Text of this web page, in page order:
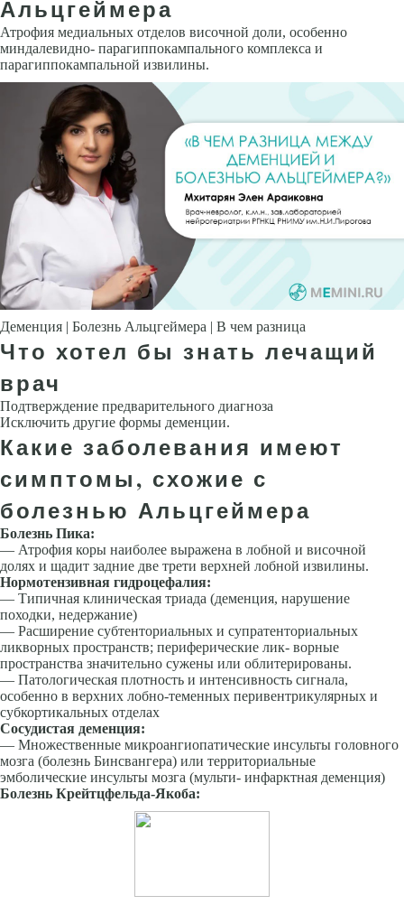
Альцгеймера
Атрофия медиальных отделов височной доли, особенно
миндалевидно- парагиппокампального комплекса и
парагиппокампальной извилины.
Деменция | Болезнь Альцгеймера | В чем разница
Что хотел бы знать лечащий
врач
Подтверждение предварительного диагноза
Исключить другие формы деменции.
Какие заболевания имеют
симптомы, схожие с
болезнью Альцгеймера
Болезнь Пика:
— Атрофия коры наиболее выражена в лобной и височ­ной
долях и щадит задние две трети верхней лобной извилины.
Нормотензивная гидроцефалия:
— Типичная клиническая триада (деменция, наруше­ние
походки, недержание)
— Расширение субтенториальных и супратенториальных
ликворных пространств; периферические лик- ворные
пространства значительно сужены или облитерированы.
— Патологическая плотность и интенсивность сигнала,
особенно в верхних лобно-теменных перивентрикулярных и
субкортикальных отделах
Сосудистая деменция:
— Множественные микроангиопатические инсульты головного
мозга (болезнь Бинсвангера) или терри­ториальные
эмболические инсульты мозга (мульти- инфарктная деменция)
Болезнь Крейтцфельда-Якоба: